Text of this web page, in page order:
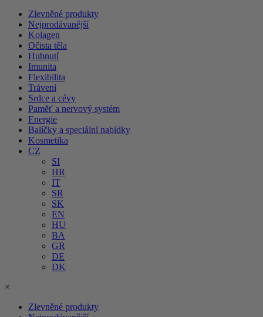
Zlevněné produkty
Nejprodávanější
Kolagen
Očista těla
Hubnutí
Imunita
Flexibilita
Trávení
Srdce a cévy
Paměť a nervový systém
Energie
Balíčky a speciální nabídky
Kosmetika
CZ
SI
HR
IT
SR
SK
EN
HU
BA
GR
DE
DK
×
Zlevněné produkty